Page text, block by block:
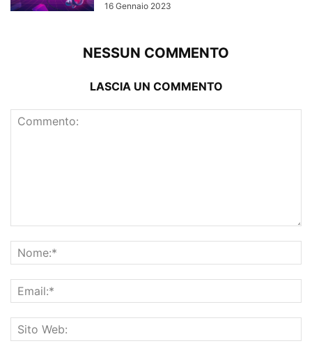
16 Gennaio 2023
NESSUN COMMENTO
LASCIA UN COMMENTO